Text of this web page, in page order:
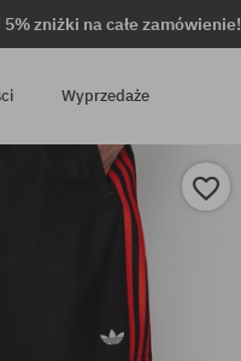
zniżki na całe zamówienie!
Wyprzedaże